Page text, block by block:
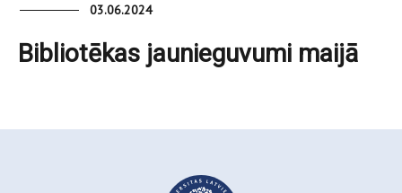
03.06.2024
Bibliotēkas jaunieguvumi maijā